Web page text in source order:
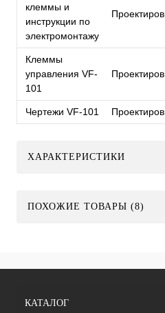
клеммы и
инструкции по
электромонтажу
Клеммы
управления VF-
101
Чертежи VF-101
ХАРАКТЕРИСТИКИ
ПОХОЖИЕ ТОВАРЫ (8)
КАТАЛОГ